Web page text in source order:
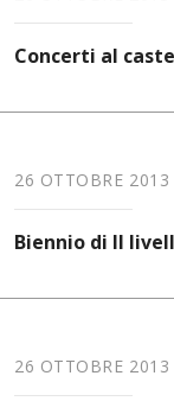
Concerti al
26 OTTOBRE 2013
Biennio di II
26 OTTOBRE 2013